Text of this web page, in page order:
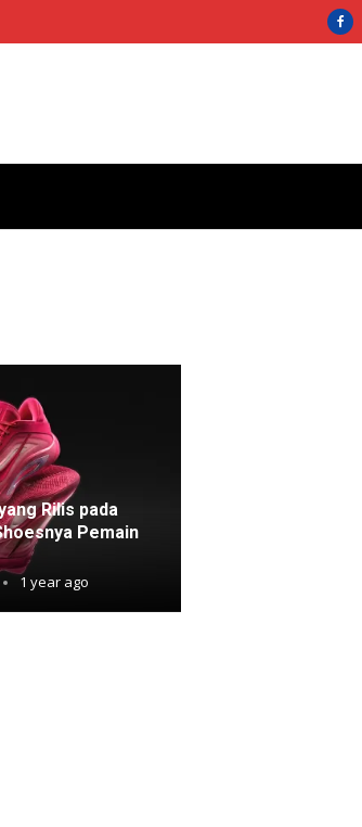
Rilis pada
Pemain
1 year ago